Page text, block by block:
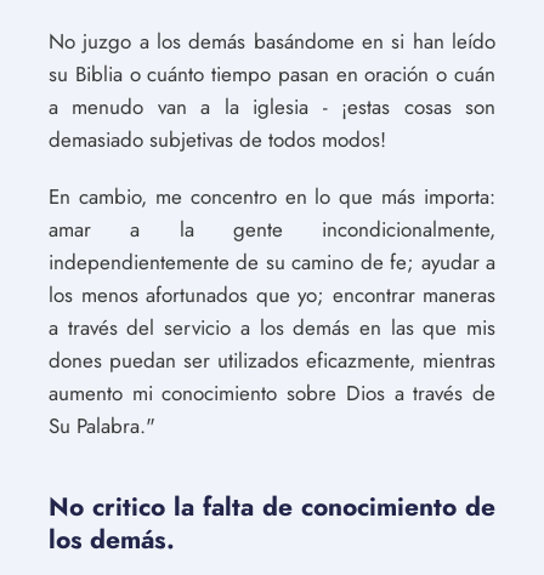
No juzgo a los demás basándome en si han leído
su Biblia o cuánto tiempo pasan en oración o cuán
a menudo van a la iglesia - ¡estas cosas son
demasiado subjetivas de todos modos!
En cambio, me concentro en lo que más importa:
amar a la gente incondicionalmente,
independientemente de su camino de fe; ayudar a
los menos afortunados que yo; encontrar maneras
a través del servicio a los demás en las que mis
dones puedan ser utilizados eficazmente, mientras
aumento mi conocimiento sobre Dios a través de
Su Palabra."
No critico la falta de conocimiento de
los demás.